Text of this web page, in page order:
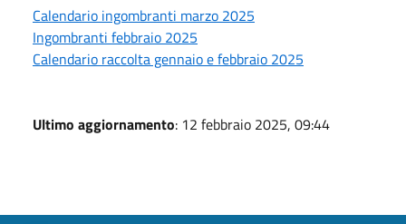
Calendario ingombranti marzo 2025
Ingombranti febbraio 2025
Calendario raccolta gennaio e febbraio 2025
Ultimo aggiornamento: 12 febbraio 2025, 09:44